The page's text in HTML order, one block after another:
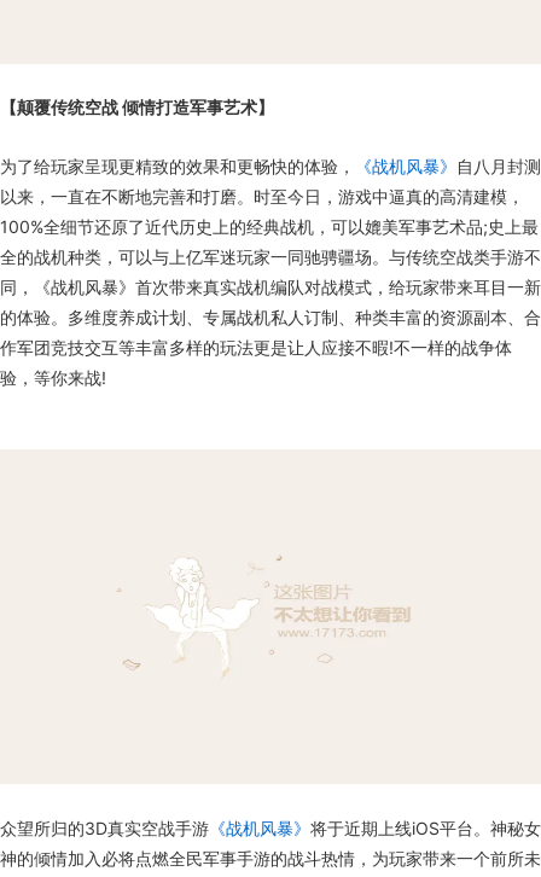
【颠覆传统空战 倾情打造军事艺术】
为了给玩家呈现更精致的效果和更畅快的体验， 《战机风暴》 自八月封测
以来，一直在不断地完善和打磨。时至今日，游戏中逼真的高清建模，
100%全细节还原了近代历史上的经典战机，可以媲美军事艺术品;史上最
全的战机种类，可以与上亿军迷玩家一同驰骋疆场。与传统空战类手游不
同，《战机风暴》首次带来真实战机编队对战模式，给玩家带来耳目一新
的体验。多维度养成计划、专属战机私人订制、种类丰富的资源副本、合
作军团竞技交互等丰富多样的玩法更是让人应接不暇!不一样的战争体
验，等你来战!
众望所归的3D真实空战手游 《战机风暴》 将于近期上线iOS平台。神秘女
神的倾情加入必将点燃全民军事手游的战斗热情，为玩家带来一个前所未